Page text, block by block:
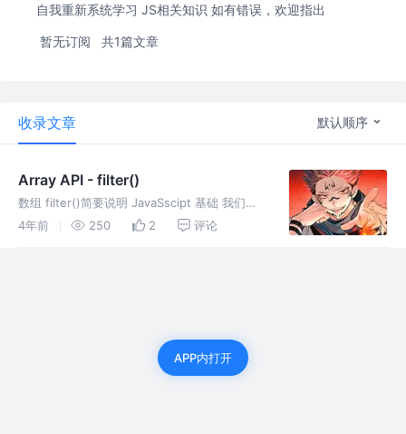
自我重新系统学习 JS相关知识 如有错误，欢迎指出
暂无订阅 共1篇文章
收录文章 默认顺序
Array API - filter()
数组 filter()简要说明 JavaSscipt 基础 我们值
得拥有 , 加油加油加油加油 不介意点歌赞吧
4年前 250 2 评论
APP内打开